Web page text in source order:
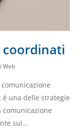
Web
una delle strategie
sui…